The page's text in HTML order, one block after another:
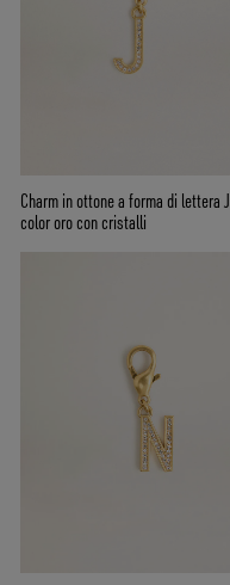
Charm in ottone a forma di lettera J
color oro con cristalli